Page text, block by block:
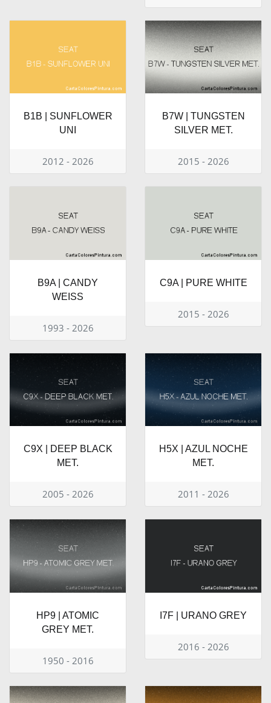
B1B | SUNFLOWER
UNI
2012 - 2026
B7W | TUNGSTEN
SILVER MET.
2015 - 2026
B9A | CANDY
WEISS
1993 - 2026
C9A | PURE WHITE
2015 - 2026
C9X | DEEP BLACK
MET.
2005 - 2026
H5X | AZUL NOCHE
MET.
2011 - 2026
HP9 | ATOMIC
GREY MET.
1950 - 2016
I7F | URANO GREY
2016 - 2026